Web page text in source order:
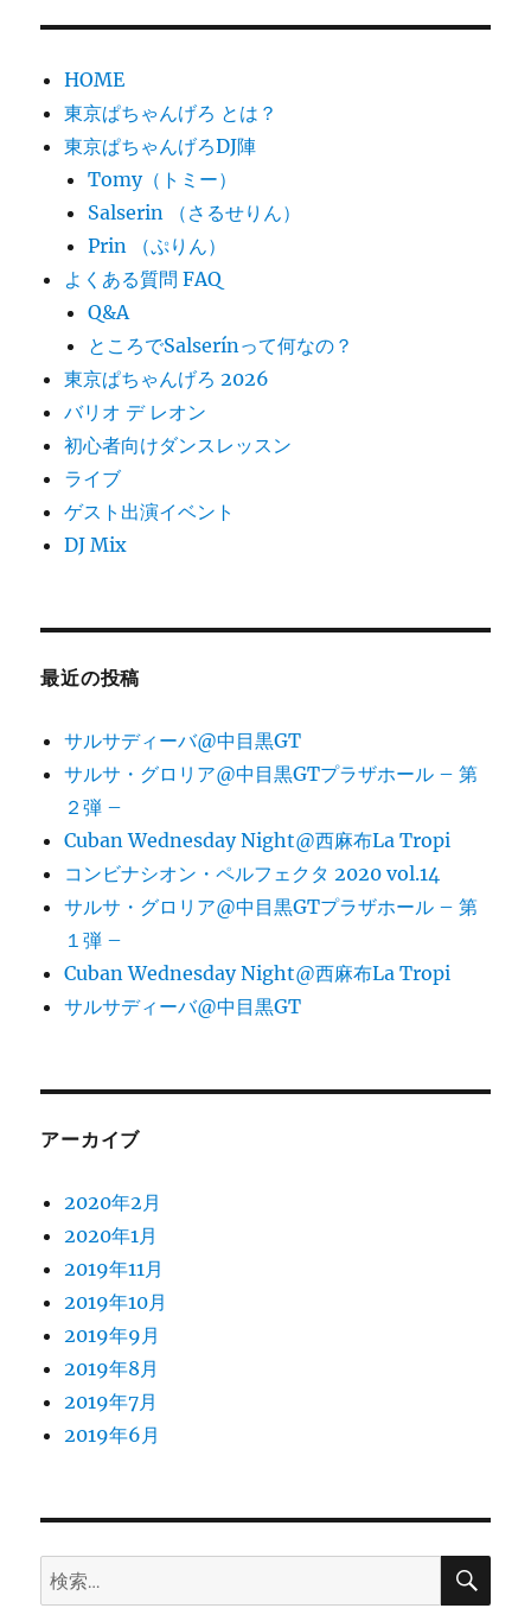
HOME
東京ぱちゃんげろ とは？
東京ぱちゃんげろDJ陣
Tomy（トミー）
Salserin （さるせりん）
Prin （ぷりん）
よくある質問 FAQ
Q&A
ところでSalserínって何なの？
東京ぱちゃんげろ 2026
バリオ デ レオン
初心者向けダンスレッスン
ライブ
ゲスト出演イベント
DJ Mix
最近の投稿
サルサディーバ@中目黒GT
サルサ・グロリア@中目黒GTプラザホール – 第
２弾 –
Cuban Wednesday Night@西麻布La Tropi
コンビナシオン・ペルフェクタ 2020 vol.14
サルサ・グロリア@中目黒GTプラザホール – 第
１弾 –
Cuban Wednesday Night@西麻布La Tropi
サルサディーバ@中目黒GT
アーカイブ
2020年2月
2020年1月
2019年11月
2019年10月
2019年9月
2019年8月
2019年7月
2019年6月
検
索:
検